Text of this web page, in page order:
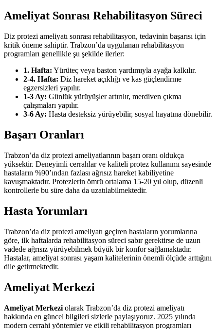
Ameliyat Sonrası Rehabilitasyon Süreci
Diz protezi ameliyatı sonrası rehabilitasyon, tedavinin başarısı için
kritik öneme sahiptir. Trabzon’da uygulanan rehabilitasyon
programları genellikle şu şekilde ilerler:
1. Hafta: Yürüteç veya baston yardımıyla ayağa kalkılır.
2-4. Hafta: Diz hareket açıklığı ve kas güçlendirme
egzersizleri yapılır.
1-3 Ay: Günlük yürüyüşler artırılır, merdiven çıkma
çalışmaları yapılır.
3-6 Ay: Hasta desteksiz yürüyebilir, sosyal hayatına dönebilir.
Başarı Oranları
Trabzon’da diz protezi ameliyatlarının başarı oranı oldukça
yüksektir. Deneyimli cerrahlar ve kaliteli protez kullanımı sayesinde
hastaların %90’ından fazlası ağrısız hareket kabiliyetine
kavuşmaktadır. Protezlerin ömrü ortalama 15-20 yıl olup, düzenli
kontrollerle bu süre daha da uzatılabilmektedir.
Hasta Yorumları
Trabzon’da diz protezi ameliyatı geçiren hastaların yorumlarına
göre, ilk haftalarda rehabilitasyon süreci sabır gerektirse de uzun
vadede ağrısız yürüyebilmek büyük bir konfor sağlamaktadır.
Hastalar, ameliyat sonrası yaşam kalitelerinin önemli ölçüde arttığını
dile getirmektedir.
Ameliyat Merkezi
Ameliyat Merkezi olarak Trabzon’da diz protezi ameliyatı
hakkında en güncel bilgileri sizlerle paylaşıyoruz. 2025 yılında
modern cerrahi yöntemler ve etkili rehabilitasyon programları